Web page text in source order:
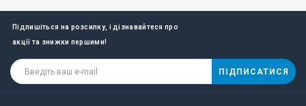
Підпишіться на розсилку, і дізнавайтеся про
акції та знижки першими!
ПІДПИСАТИСЯ